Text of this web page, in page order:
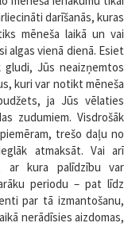
darīšanās, kuras
mēneša laikā un vai
algas vienā dienā. Esiet
Jūs neaizņemtos
kuri var notikt mēneša
ja Jūs vēlaties
zudumiem. Visdrošāk
trešo daļu no
atmaksāt. Vai arī
ar kura palīdzību var
periodu – pat līdz
par tā izmantošanu,
nerādīsies aizdomas,